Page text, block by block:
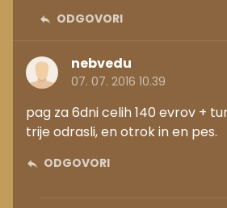
ODGOVORI
nebvedu
07. 07. 2016 10.39
pag za 6dni celih 140 evrov +
trije odrasli, en otrok in en pes.
ODGOVORI